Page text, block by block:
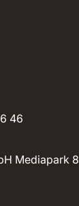
46
Mediapark 8